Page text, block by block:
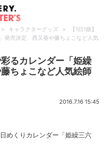
> キャラクターグッズ >
【1日1娘】
発売決定、西又葵や藤ちょこなど人気
るカレンダー「姫繰
ちょこなど人気絵師
2016.7.16 15:45
めくりカレンダー「姫繰三六